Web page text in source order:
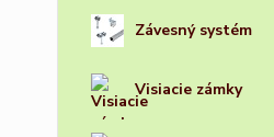
Závesný systém
Visiacie zámky